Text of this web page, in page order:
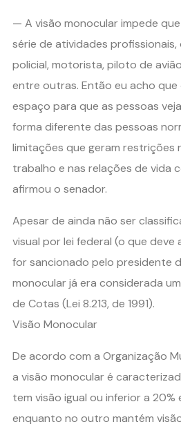
— A visão monocular impede
série de atividades
policial, motorista, piloto de
entre outras. Então eu acho que
espaço para que as pessoas
forma diferente das pessoas
limitações que geram restrições
trabalho e nas relações de vida
afirmou o senador.
Apesar de ainda não ser
visual por lei federal (o que
for sancionado pelo presidente
monocular já era considerada
de Cotas (Lei 8.213, de 1991).
Visão Monocular
De acordo com a Organização
a visão monocular é
tem visão igual ou inferior a 20%
enquanto no outro mantém